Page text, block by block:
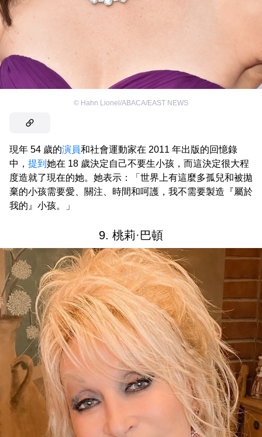
© Hahn Lionel/ABACA/EAST NEWS
現年 54 歲的演員和社會運動家在 2011 年出版的回憶錄
中， 提到 她在 18 歲決定自己不要生小孩，而這決定很大程
度造就了現在的她。她表示：「世界上有這麼多孤兒和被拋
棄的小孩需要愛、關注、時間和呵護，我不需要製造『屬於
我的』小孩。」
9. 桃莉·巴頓